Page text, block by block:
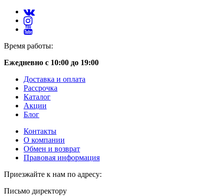
Время работы:
Ежедневно с 10:00 до 19:00
Доставка и оплата
Рассрочка
Каталог
Акции
Блог
Контакты
О компании
Обмен и возврат
Правовая информация
Приезжайте к нам по адресу:
Письмо директору